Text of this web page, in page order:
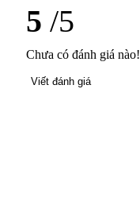
5 /5
Chưa có đánh giá nào!
Viết đánh giá